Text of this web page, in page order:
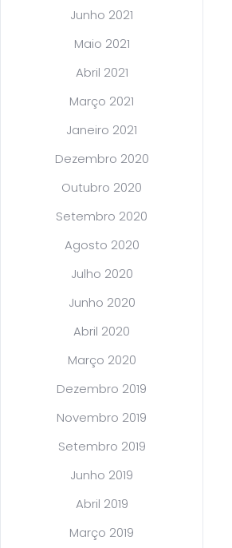
Junho 2021
Maio 2021
Abril 2021
Março 2021
Janeiro 2021
Dezembro 2020
Outubro 2020
Setembro 2020
Agosto 2020
Julho 2020
Junho 2020
Abril 2020
Março 2020
Dezembro 2019
Novembro 2019
Setembro 2019
Junho 2019
Abril 2019
Março 2019